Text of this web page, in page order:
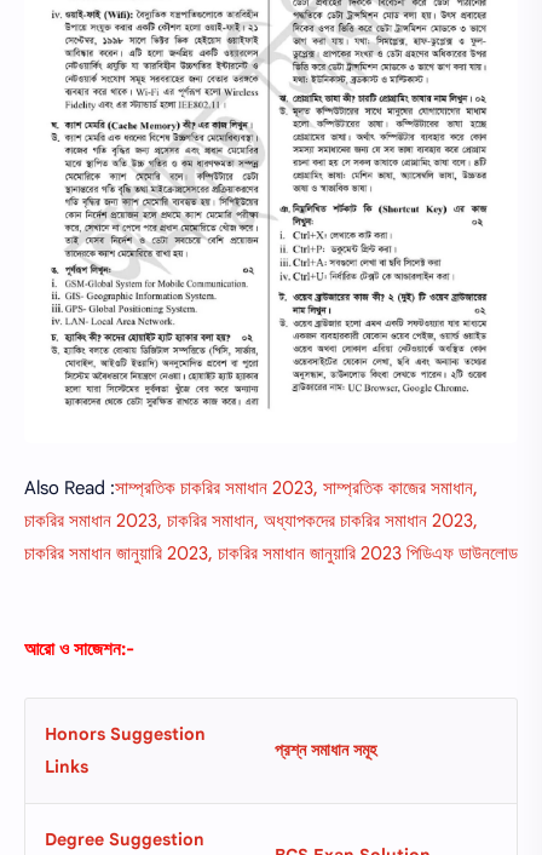
Also Read :সাম্প্রতিক চাকরির সমাধান 2023, সাম্প্রতিক কাজের সমাধান,
চাকরির সমাধান 2023, চাকরির সমাধান, অধ্যাপকদের চাকরির সমাধান 2023,
চাকরির সমাধান জানুয়ারি 2023, চাকরির সমাধান জানুয়ারি 2023 পিডিএফ ডাউনলোড
আরো ও সাজেশন:-
Honors Suggestion
Links
প্রশ্ন সমাধান সমূহ
Degree Suggestion